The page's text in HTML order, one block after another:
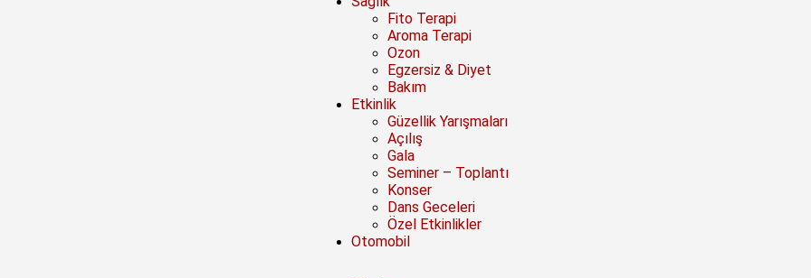
Fito Terapi
Aroma Terapi
Ozon
Egzersiz & Diyet
Bakım
Etkinlik
Güzellik Yarışmaları
Açılış
Gala
Seminer – Toplantı
Konser
Dans Geceleri
Özel Etkinlikler
Otomobil